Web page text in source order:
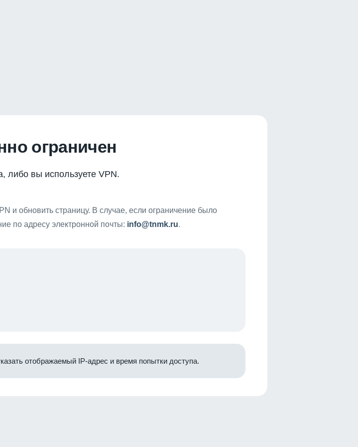
ограничен
либо вы используете VPN.
и обновить страницу. В случае, если ограничение было
по адресу электронной почты: info@tnmk.ru.
отображаемый IP-адрес и время попытки доступа.